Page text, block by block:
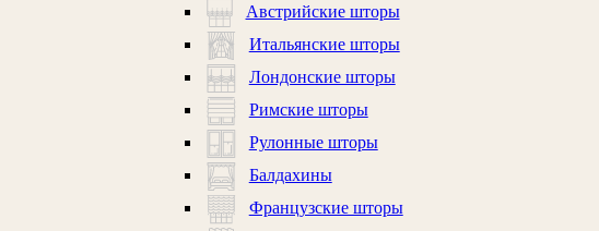
Австрийские шторы
Итальянские шторы
Лондонские шторы
Римские шторы
Рулонные шторы
Балдахины
Французские шторы